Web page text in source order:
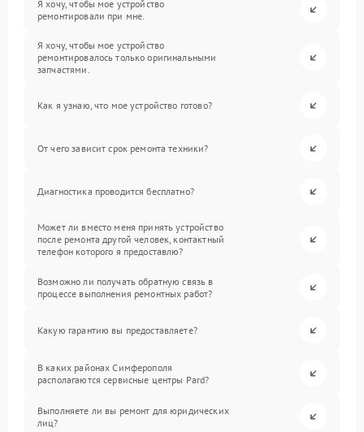
Я хочу, чтобы мое устройство
ремонтировали при мне.
Я хочу, чтобы мое устройство
ремонтировалось только оригинальными
запчастями.
Как я узнаю, что мое устройство готово?
От чего зависит срок ремонта техники?
Диагностика проводится бесплатно?
Может ли вместо меня принять устройство
после ремонта другой человек, контактный
телефон которого я предоставлю?
Возможно ли получать обратную связь в
процессе выполнения ремонтных работ?
Какую гарантию вы предоставляете?
В каких районах Симферополя
располагаются сервисные центры Pard?
Выполняете ли вы ремонт для юридических
лиц?